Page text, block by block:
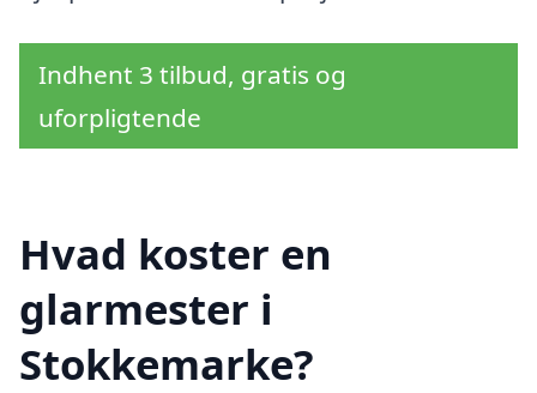
Indhent 3 tilbud, gratis og
uforpligtende
Hvad koster en
glarmester i
Stokkemarke?